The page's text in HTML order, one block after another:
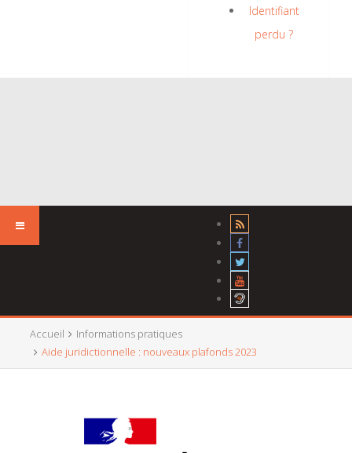
Identifiant
perdu ?
Accueil
Informations pratiques
Aide juridictionnelle : nouveaux plafonds 2023